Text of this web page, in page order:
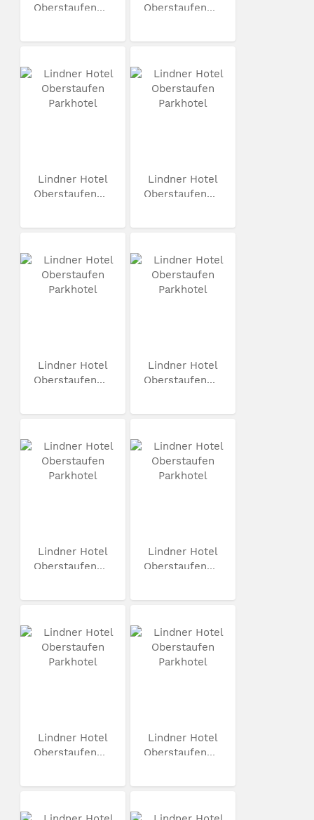
Oberstaufen...
Oberstaufen...
Lindner Hotel
Oberstaufen...
Lindner Hotel
Oberstaufen...
Lindner Hotel
Oberstaufen...
Lindner Hotel
Oberstaufen...
Lindner Hotel
Oberstaufen...
Lindner Hotel
Oberstaufen...
Lindner Hotel
Oberstaufen...
Lindner Hotel
Oberstaufen...